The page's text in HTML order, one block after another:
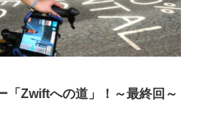
「Zwiftへの道」！～最終回～